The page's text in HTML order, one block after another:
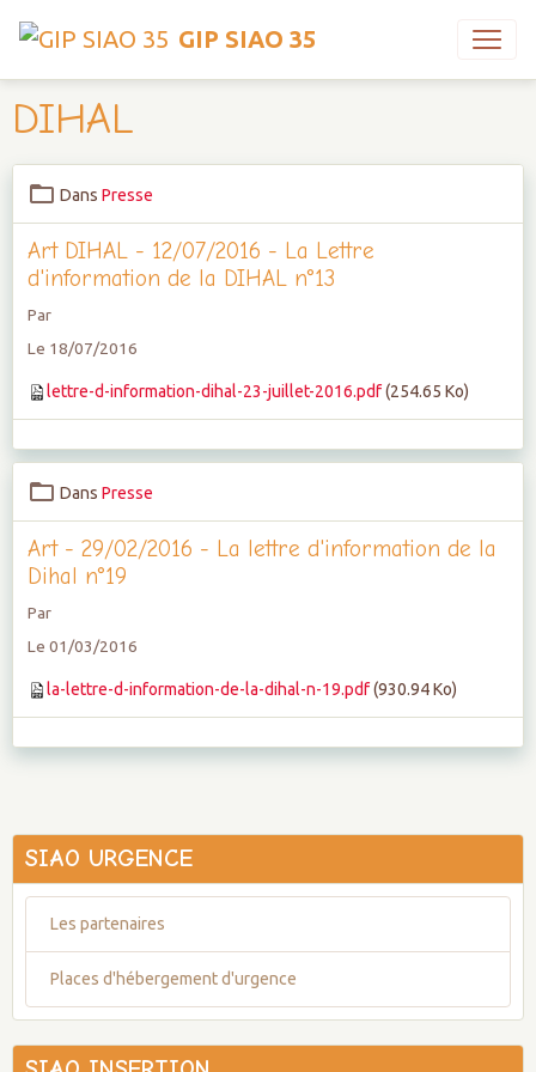
GIP SIAO 35
DIHAL
Dans Presse
Art DIHAL - 12/07/2016 - La Lettre
d'information de la DIHAL n°13
Par
Le 18/07/2016
lettre-d-information-dihal-23-juillet-2016.pdf(254.65 Ko)
Dans Presse
Art - 29/02/2016 - La lettre d'information de la
Dihal n°19
Par
Le 01/03/2016
la-lettre-d-information-de-la-dihal-n-19.pdf(930.94 Ko)
SIAO URGENCE
Les partenaires
Places d'hébergement d'urgence